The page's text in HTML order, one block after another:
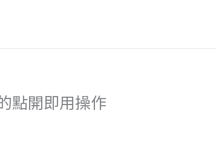
點開即用操作